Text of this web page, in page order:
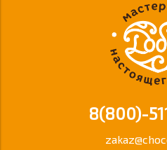
8(800)-